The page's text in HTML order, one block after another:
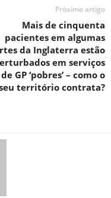
Próximo artigo
Mais de cinquenta
pacientes em algumas
da Inglaterra estão
em serviços
de GP ‘pobres’ – como o
território contrata?